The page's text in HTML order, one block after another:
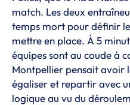
match. Les deux
temps mort pour définir
mettre en place. À 5
équipes sont au coude à
Montpellier pensait avoir
égaliser et repartir avec
logique au vu du